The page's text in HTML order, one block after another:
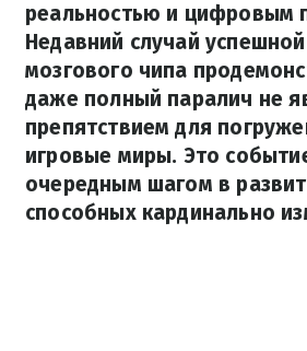
реальностью и цифровым
Недавний случай
мозгового чипа
даже полный паралич не
препятствием для
игровые миры. Это
очередным шагом в
способных кардинально